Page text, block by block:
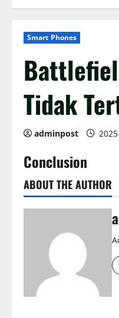
Smart Phones
Tidak
adminpost
Conclusion
ABOUT THE AUTHOR